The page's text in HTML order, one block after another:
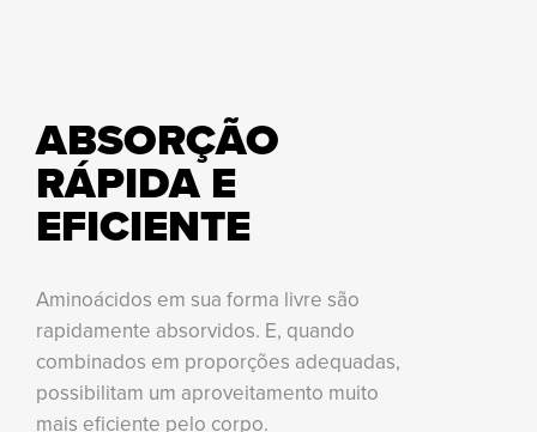
ABSORÇÃO
RÁPIDA E
EFICIENTE
Aminoácidos em sua forma livre são
rapidamente absorvidos. E, quando
combinados em proporções adequadas,
possibilitam um aproveitamento muito
mais eficiente pelo corpo.